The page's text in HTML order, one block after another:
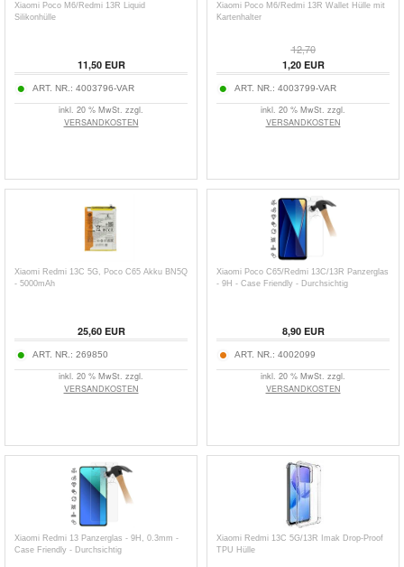
Xiaomi Poco M6/Redmi 13R Liquid
Silikonhülle
11,50EUR
ART. NR.: 4003796-VAR
inkl. 20 % MwSt. zzgl.
VERSANDKOSTEN
Xiaomi Poco M6/Redmi 13R Wallet Hülle mit
Kartenhalter
12,70
1,20EUR
ART. NR.: 4003799-VAR
inkl. 20 % MwSt. zzgl.
VERSANDKOSTEN
Xiaomi Redmi 13C 5G, Poco C65 Akku BN5Q
- 5000mAh
25,60EUR
ART. NR.: 269850
inkl. 20 % MwSt. zzgl.
VERSANDKOSTEN
Xiaomi Poco C65/Redmi 13C/13R Panzerglas
- 9H - Case Friendly - Durchsichtig
8,90EUR
ART. NR.: 4002099
inkl. 20 % MwSt. zzgl.
VERSANDKOSTEN
Xiaomi Redmi 13 Panzerglas - 9H, 0.3mm -
Case Friendly - Durchsichtig
Xiaomi Redmi 13C 5G/13R Imak Drop-Proof
TPU Hülle